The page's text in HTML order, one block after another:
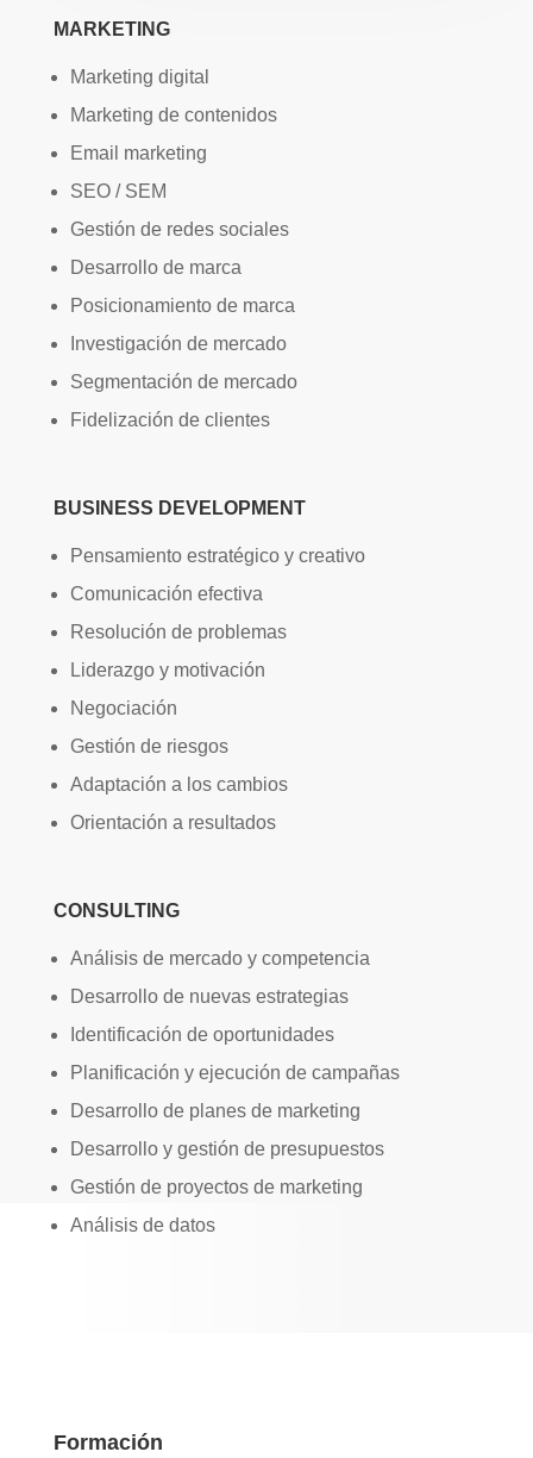
MARKETING
Marketing digital
Marketing de contenidos
Email marketing
SEO / SEM
Gestión de redes sociales
Desarrollo de marca
Posicionamiento de marca
Investigación de mercado
Segmentación de mercado
Fidelización de clientes
BUSINESS DEVELOPMENT
Pensamiento estratégico y creativo
Comunicación efectiva
Resolución de problemas
Liderazgo y motivación
Negociación
Gestión de riesgos
Adaptación a los cambios
Orientación a resultados
CONSULTING
Análisis de mercado y competencia
Desarrollo de nuevas estrategias
Identificación de oportunidades
Planificación y ejecución de campañas
Desarrollo de planes de marketing
Desarrollo y gestión de presupuestos
Gestión de proyectos de marketing
Análisis de datos
Formación